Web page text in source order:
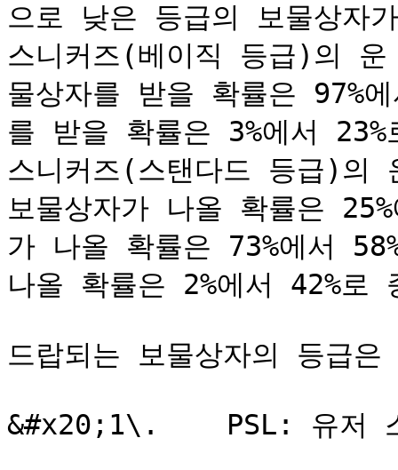
으로 낮은 등급의 보물상자
스니커즈(베이직 등급)의
물상자를 받을 확률은 97%
를 받을 확률은 3%에서
스니커즈(스탠다드 등급)의
보물상자가 나올 확률은
가 나올 확률은 73%에서
나올 확률은 2%에서 42%로
드랍되는 보물상자의 등급
&#x20;1\.    PSL: 유저 스